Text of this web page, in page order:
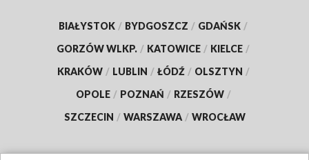
BIAŁYSTOK / BYDGOSZCZ / GDAŃSK /
GORZÓW WLKP. / KATOWICE / KIELCE /
KRAKÓW / LUBLIN / ŁÓDŹ / OLSZTYN /
OPOLE / POZNAŃ / RZESZÓW /
SZCZECIN / WARSZAWA / WROCŁAW